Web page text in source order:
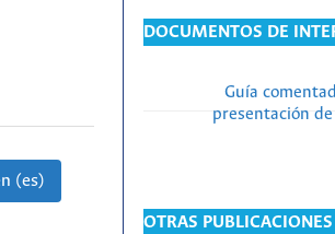
(es)
DOCUMENTOS DE
Guía
presentación
OTRAS PUBLICACIONES